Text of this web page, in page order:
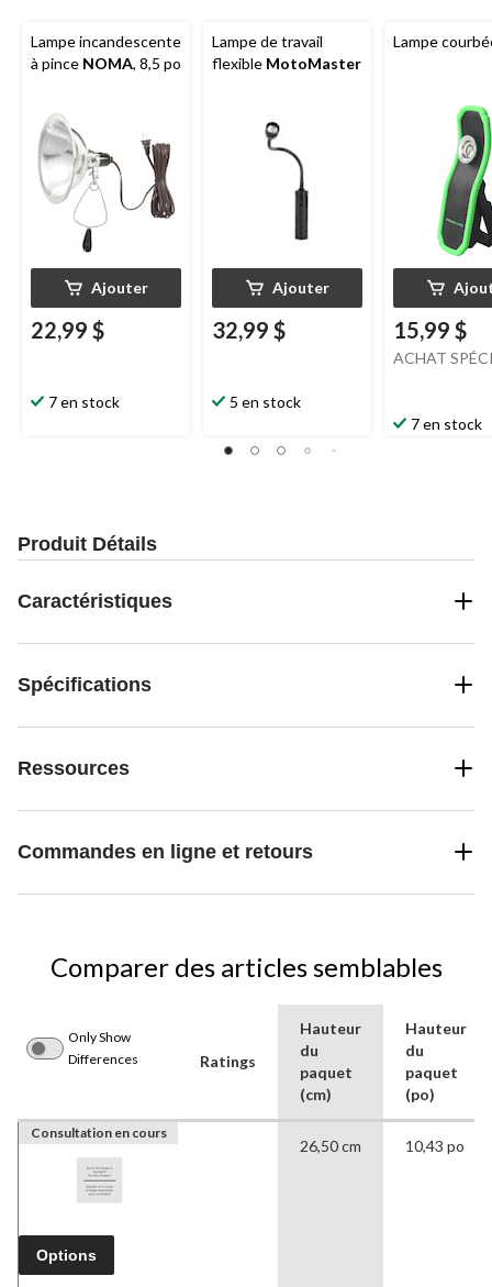
Lampe incandescente
à pince NOMA, 8,5 po
Ajouter
22,99 $
7 en stock
Lampe de travail
flexible MotoMaster
Ajouter
32,99 $
5 en stock
Lampe
15,99 $
ACHAT
7 en stock
Produit Détails
Caractéristiques
Spécifications
Ressources
Commandes en ligne et retours
Comparer des articles semblables
Only Show
Differences
Ratings
Hauteur
du
paquet
(cm)
Hauteur
du
paquet
(po)
Consultation en cours
Options
26,50 cm 10,43 po